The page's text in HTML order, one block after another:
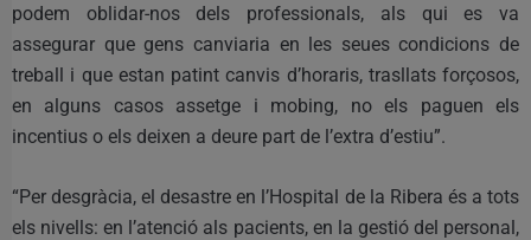
podem oblidar-nos dels professionals, als qui es va
assegurar que gens canviaria en les seues condicions de
treball i que estan patint canvis d’horaris, trasllats forçosos,
en alguns casos assetge i mobing, no els paguen els
incentius o els deixen a deure part de l’extra d’estiu”.
“Per desgràcia, el desastre en l’Hospital de la Ribera és a tots
els nivells: en l’atenció als pacients, en la gestió del personal,